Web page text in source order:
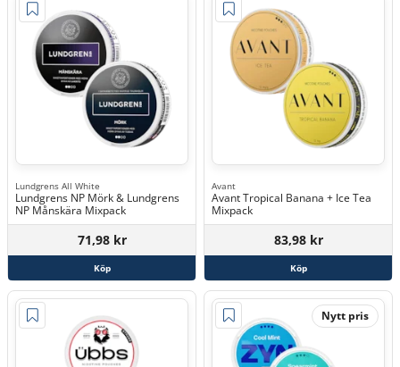
Lundgrens All White
Lundgrens NP Mörk & Lundgrens
NP Månskära Mixpack
71,98 kr
Köp
Avant
Avant Tropical Banana + Ice Tea
Mixpack
83,98 kr
Köp
Nytt pris